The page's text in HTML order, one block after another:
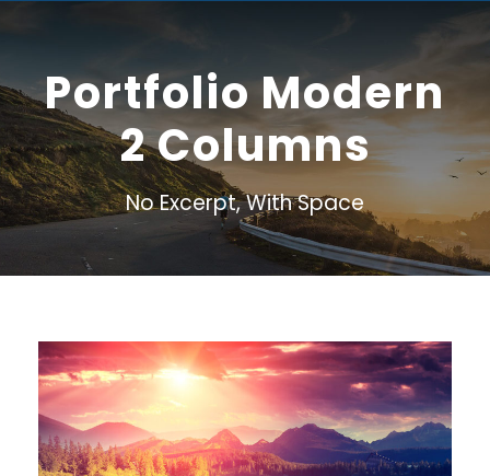
Portfolio Modern
2 Columns
No Excerpt, With Space
Inceptos Bibm Sem